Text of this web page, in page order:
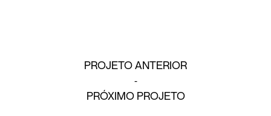
PROJETO ANTERIOR
PRÓXIMO PROJETO